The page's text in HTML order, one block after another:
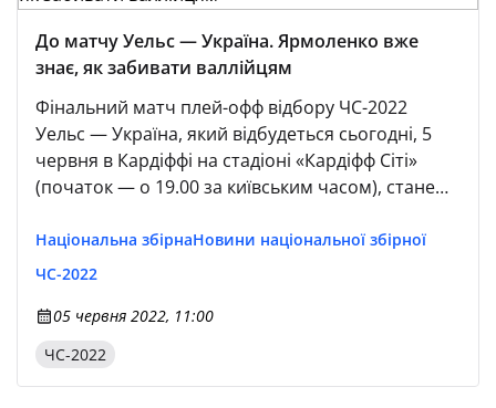
До матчу Уельс — Україна. Ярмоленко вже
знає, як забивати валлійцям
Фінальний матч плей-офф відбору ЧС-2022
Уельс — Україна, який відбудеться сьогодні, 5
червня в Кардіффі на стадіоні «Кардіфф Сіті»
(початок — о 19.00 за київським часом), стане
Національна збірнаНовини національної збірної
ЧС-2022
05 червня 2022, 11:00
ЧС-2022